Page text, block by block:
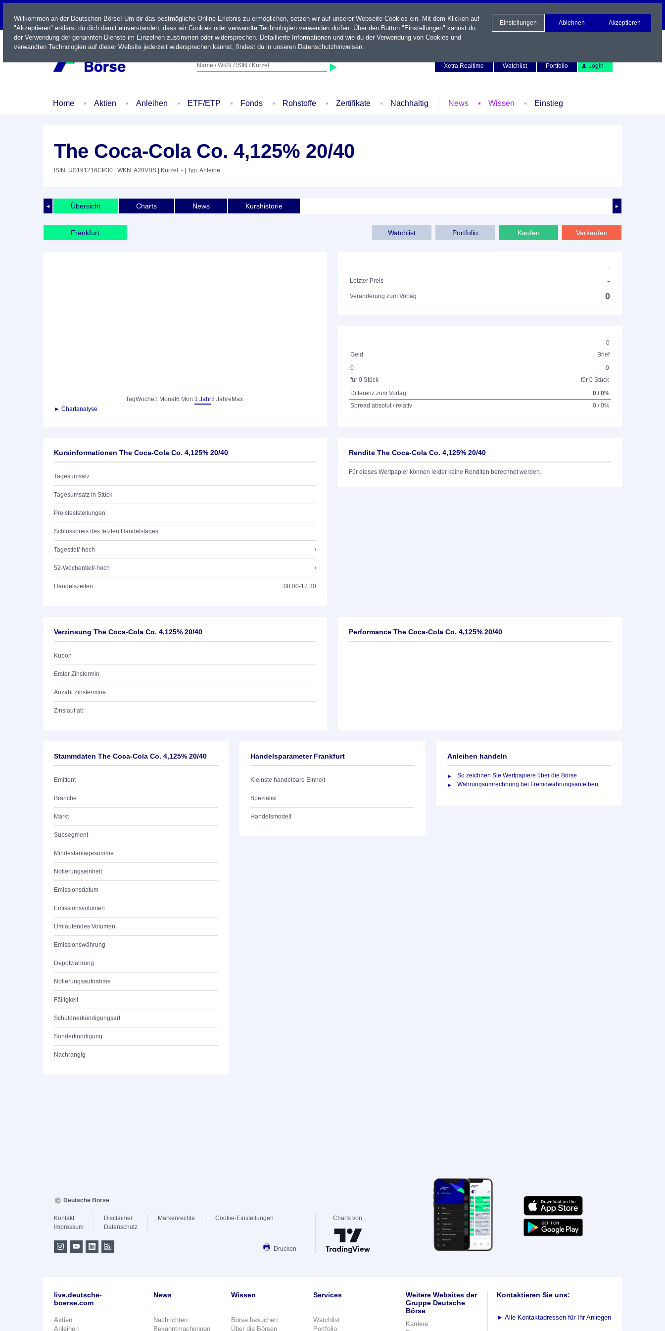
LIVE
Name / WKN / ISIN / Kürzel
Xetra Realtime
Watchlist Portfolio Login
Home Aktien Anleihen ETF/ETP Fonds Rohstoffe Zertifikate Nachhaltig News Wissen Einstieg
The Coca-Cola Co. 4,125% 20/40
ISIN: US191216CP30 | WKN: A28VBS | Kürzel: - | Typ: Anleihe
◄ ►
Übersicht Charts News Kurshistorie
Frankfurt Verkaufen
Kaufen
Portfolio
Watchlist
TagWoche1 Monat6 Mon.1 Jahr3 Jahre Max.
► Chartanalyse
-
Letzter Preis
-
Veränderung zum Vortag 0
0
Geld
Brief
0
für 0 Stück
0
für 0 Stück
Differenz zum Vortag
0 / 0%
Spread absolut / relativ
0 / 0%
Kursinformationen The Coca-Cola Co. 4,125% 20/40
Tagesumsatz
Tagesumsatz in Stück
Preisfeststellungen
Schlusspreis des letzten Handelstages
Tagestief/-hoch /
52-Wochentief/-hoch /
Handelszeiten 08:00-17:30
Rendite The Coca-Cola Co. 4,125% 20/40
Für dieses Wertpapier können leider keine Renditen berechnet werden.
Verzinsung The Coca-Cola Co. 4,125% 20/40
Kupon
Erster Zinstermin
Anzahl Zinstermine
Zinslauf ab
Performance The Coca-Cola Co. 4,125% 20/40
Stammdaten The Coca-Cola Co. 4,125% 20/40
Emittent
Branche
Markt
Subsegment
Mindestanlagesumme
Notierungseinheit
Emissionsdatum
Emissionsvolumen
Umlaufendes Volumen
Emissionswährung
Depotwährung
Notierungsaufnahme
Fälligkeit
Schuldnerkündigungsart
Sonderkündigung
Nachrangig
Handelsparameter Frankfurt
Kleinste handelbare Einheit
Spezialist
Handelsmodell
Anleihen handeln
So zeichnen Sie Wertpapiere über die Börse
Währungsumrechnung bei Fremdwährungsanleihen
Willkommen an der Deutschen Börse! Um dir das bestmögliche Online-Erlebnis zu ermöglichen, setzen wir auf unserer Webseite Cookies ein. Mit dem Klicken auf
"Akzeptieren" erklärst du dich damit einverstanden, dass wir Cookies oder verwandte Technologien verwenden dürfen. Über den Button "Einstellungen" kannst du
der Verwendung der genannten Dienste im Einzelnen zustimmen oder widersprechen. Detaillierte Informationen und wie du der Verwendung von Cookies und
verwandten Technologien auf dieser Website jederzeit widersprechen kannst, findest du in unseren Datenschutzhinweisen.
Einstellungen Ablehnen Akzeptieren
Deutsche Börse
Kontakt
Impressum
Disclaimer
Datenschutz
Markenrechte Cookie-Einstellungen
Drucken
Charts von
live.deutsche-
boerse.com
Aktien
Anleihen
News
Nachrichten
Bekanntmachungen
Wissen
Börse besuchen
Über die Börsen
Services
Watchlist
Portfolio
Weitere Websites der
Gruppe Deutsche
Börse
Karriere
Kontaktieren Sie uns:
► Alle Kontaktadressen für Ihr Anliegen